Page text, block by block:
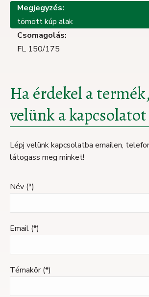
Megjegyzés:
tömött kúp alak
Csomagolás:
FL 150/175
Ha érdekel a
velünk a kapcsolatot
Lépj velünk kapcsolatba emailen,
látogass meg minket!
Név (*)
Email (*)
Témakör (*)